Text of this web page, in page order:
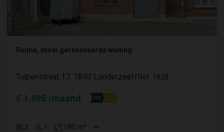
Ruime, mooi gerenoveerde woning
Tulpenstraat 17, 1840 Londerzeel Ref: 1828
€ 1.695 /maand
3 1 180 m²